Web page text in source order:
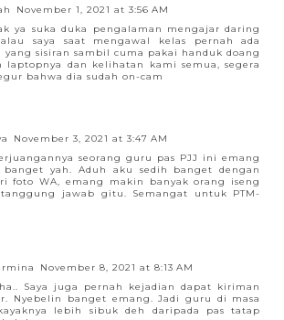
November 1, 2021 at 3:56 AM
ya suka duka pengalaman mengajar daring
saya saat mengawal kelas pernah ada
yang sisiran sambil cuma pakai handuk doang
laptopnya dan kelihatan kami semua, segera
bahwa dia sudah on-cam
November 3, 2021 at 3:47 AM
seorang guru pas PJJ ini emang
banget yah. Aduh aku sedih banget dengan
foto WA, emang makin banyak orang iseng
jawab gitu. Semangat untuk PTM-
November 8, 2021 at 8:13 AM
Saya juga pernah kejadian dapat kiriman
Nyebelin banget emang. Jadi guru di masa
lebih sibuk deh daripada pas tatap